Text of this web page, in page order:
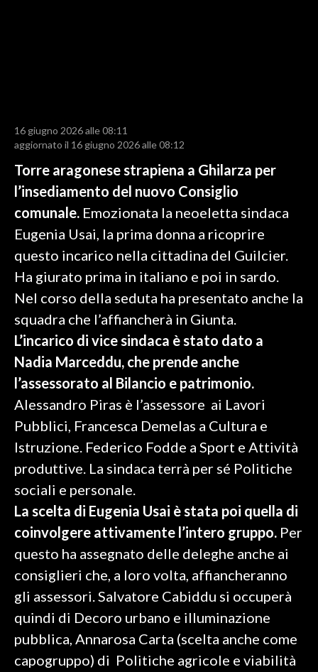
RISULTATI E CLASSIFICHE
CALCIO
CALCIO REGIONALE
BASKET
VOLLEY
MOTORI
TENNIS
ALTRI SPORT
CULTURA
SPETTACOLI
GOSSIP
SARDEGNA TURISMO
SARDI NEL MONDO
NOTIZIE
EVENTI
#CARAUNIONE
3 MINUTI CON
INFO AZIENDE
16 giugno 2026 alle 08:11
aggiornato il 16 giugno 2026 alle 08:12
Torre aragonese strapiena a Ghilarza per
l’insediamento del nuovo Consiglio
comunale. Emozionata la neoeletta sindaca
Eugenia Usai, la prima donna a ricoprire
questo incarico nella cittadina del Guilcier.
Ha giurato prima in italiano e poi in sardo.
Nel corso della seduta ha presentato anche la
squadra che l’affiancherà in Giunta.
L’incarico di vice sindaca è stato dato a
Nadia Marceddu, che prende anche
l’assessorato al Bilancio e patrimonio.
Alessandro Piras è l’assessore ai Lavori
Pubblici, Francesca Demelas a Cultura e
Istruzione. Federico Fodde a Sport e Attività
produttive. La sindaca terrà per sé Politiche
sociali e personale.
La scelta di Eugenia Usai è stata poi quella di
coinvolgere attivamente l’intero gruppo. Per
questo ha assegnato delle deleghe anche ai
consiglieri che, a loro volta, affiancheranno
gli assessori. Salvatore Cabiddu si occuperà
quindi di Decoro urbano e illuminazione
pubblica, Annarosa Carta (scelta anche come
capogruppo) di Politiche agricole e viabilità